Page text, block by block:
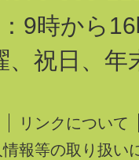
9時から
、祝日、年
リンクについて
報等の取り扱い